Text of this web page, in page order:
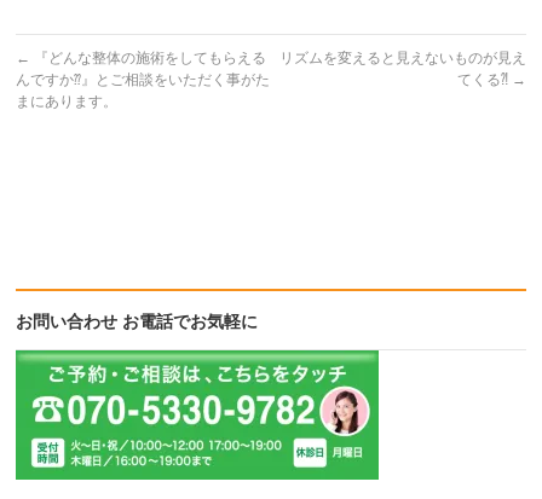
←
『どんな整体の施術をしてもらえる
んですか⁇』とご相談をいただく事がた
まにあります。
リズムを変えると見えないものが見え
てくる⁈ →
お問い合わせ お電話でお気軽に